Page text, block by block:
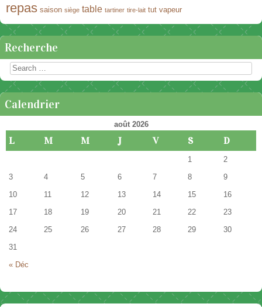
repas saison siège table tartiner tire-lait tut vapeur
Recherche
Rechercher
Calendrier
août 2026
L M M J V S D
« Déc
1 2
3 4 5 6 7 8 9
10 11 12 13 14 15 16
17 18 19 20 21 22 23
24 25 26 27 28 29 30
31